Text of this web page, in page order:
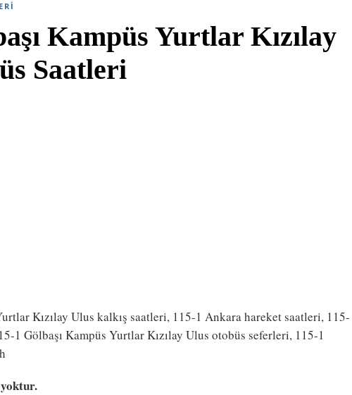
Kampüs Yurtlar Kızılay
Saatleri
Kızılay Ulus kalkış saatleri, 115-1 Ankara hareket saatleri, 115-
1 Gölbaşı Kampüs Yurtlar Kızılay Ulus otobüs seferleri, 115-1